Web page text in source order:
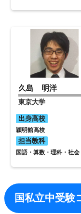
久島 明洋
東京大学
出身高校
穎明館高校
担当教科
国語・算数・理科・社会
国私立中受験